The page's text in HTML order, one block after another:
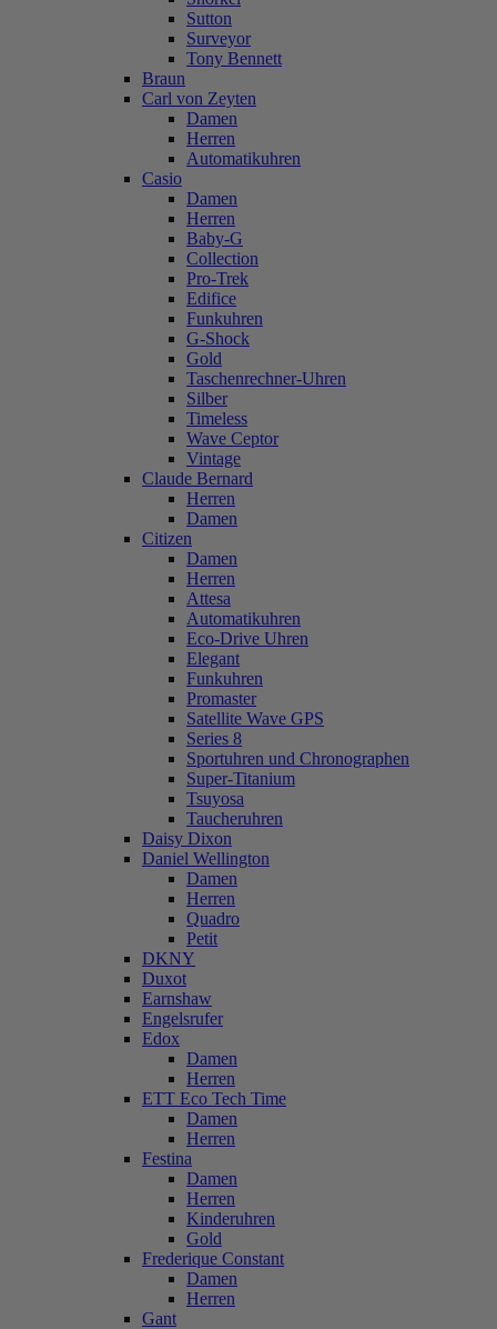
Sutton
Surveyor
Tony Bennett
Braun
Carl von Zeyten
Damen
Herren
Automatikuhren
Casio
Damen
Herren
Baby-G
Collection
Pro-Trek
Edifice
Funkuhren
G-Shock
Gold
Taschenrechner-Uhren
Silber
Timeless
Wave Ceptor
Vintage
Claude Bernard
Herren
Damen
Citizen
Damen
Herren
Attesa
Automatikuhren
Eco-Drive Uhren
Elegant
Funkuhren
Promaster
Satellite Wave GPS
Series 8
Sportuhren und Chronographen
Super-Titanium
Tsuyosa
Taucheruhren
Daisy Dixon
Daniel Wellington
Damen
Herren
Quadro
Petit
DKNY
Duxot
Earnshaw
Engelsrufer
Edox
Damen
Herren
ETT Eco Tech Time
Damen
Herren
Festina
Damen
Herren
Kinderuhren
Gold
Frederique Constant
Damen
Herren
Gant